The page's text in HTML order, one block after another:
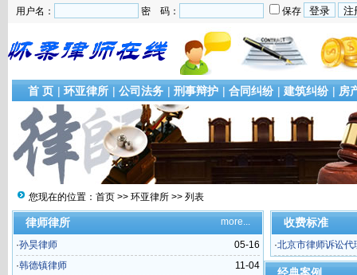
用户名： 密 码： 保存
首 页 | 环亚律所 | 公司法务 | 刑事辩护 | 合同纠纷 | 建筑纠纷 | 房
您现在的位置： 首页 >> 环亚律所 >> 列表
more...
律师律所
05-16
·孙昊律师
11-04
·韩德镇律师
收费标准
·北京市律师诉讼代